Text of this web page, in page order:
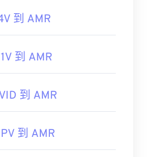
到 AMR
到 AMR
到 AMR
到 AMR